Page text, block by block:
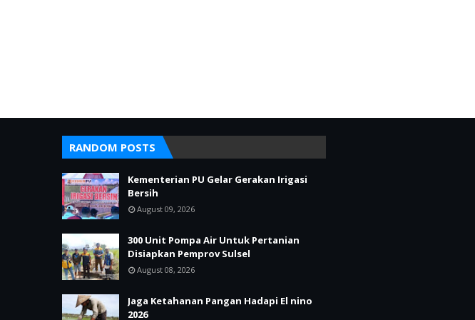
RANDOM POSTS
Kementerian PU Gelar Gerakan Irigasi
Bersih
August 09, 2026
300 Unit Pompa Air Untuk Pertanian
Disiapkan Pemprov Sulsel
August 08, 2026
Jaga Ketahanan Pangan Hadapi El nino
2026